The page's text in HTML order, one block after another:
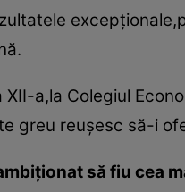
a,la Colegiul
greu reuşesc să-i
să fiu cea